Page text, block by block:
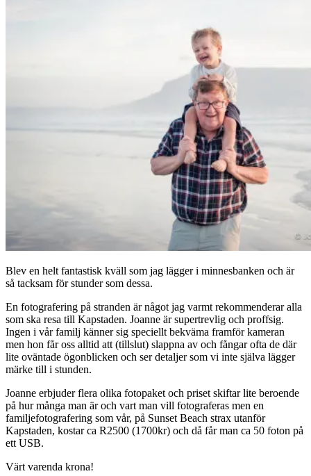
Blev en helt fantastisk kväll som jag lägger i minnesbanken och är
så tacksam för stunder som dessa.
En fotografering på stranden är något jag varmt rekommenderar alla
som ska resa till Kapstaden. Joanne är supertrevlig och proffsig.
Ingen i vår familj känner sig speciellt bekväma framför kameran
men hon får oss alltid att (tillslut) slappna av och fångar ofta de där
lite oväntade ögonblicken och ser detaljer som vi inte själva lägger
märke till i stunden.
Joanne erbjuder flera olika fotopaket och priset skiftar lite beroende
på hur många man är och vart man vill fotograferas men en
familjefotografering som vår, på Sunset Beach strax utanför
Kapstaden, kostar ca R2500 (1700kr) och då får man ca 50 foton på
ett USB.
Värt varenda krona!